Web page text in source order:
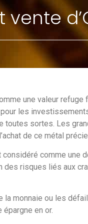
vente
une valeur refuge
les
toutes sortes. Les
de ce métal
considéré comme une
des risques liés aux
la monnaie ou les
en or.